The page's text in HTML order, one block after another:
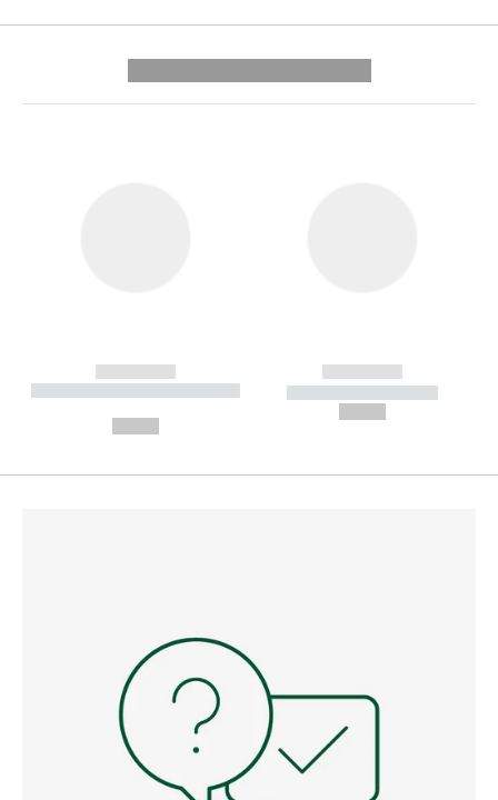
------------
----------- ----------- --------
------------
----------- -----------